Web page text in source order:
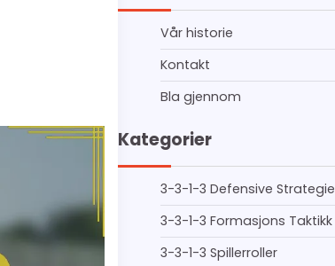
Vår historie
Kontakt
Bla gjennom
Kategorier
3-3-1-3 Defensive
3-3-1-3 Formasjons Taktikk
3-3-1-3 Spillerroller